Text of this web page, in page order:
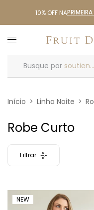
10% OFF NA
Busque por soutien...
Início > Linha Noite >
Robe Curto
Filtrar
NEW